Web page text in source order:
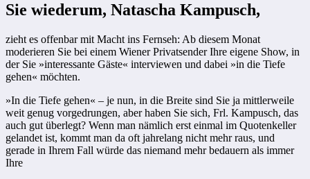
Sie wiederum, Natascha Kampusch,
zieht es offenbar mit Macht ins Fernseh: Ab diesem Monat
moderieren Sie bei einem Wiener Privatsender Ihre eigene Show, in
der Sie »interessante Gäste« inter­viewen und dabei »in die Tiefe
gehen« möchten.
»In die Tiefe gehen« – je nun, in die Breite sind Sie ja mittlerweile
weit genug vorgedrungen, aber haben Sie sich, Frl. Kampusch, das
auch gut überlegt? Wenn man nämlich erst einmal im Quotenkeller
gelandet ist, kommt man da oft jahrelang nicht mehr raus, und
gerade in Ihrem Fall würde das niemand mehr bedauern als immer
Ihre